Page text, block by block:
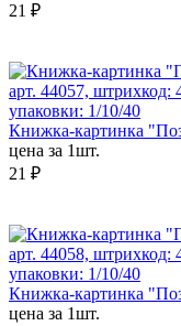
21 ₽
арт. 44057, штрихкод:
упаковки: 1/10/40
Книжка-картинка
цена за 1шт.
21 ₽
арт. 44058, штрихкод:
упаковки: 1/10/40
Книжка-картинка
цена за 1шт.